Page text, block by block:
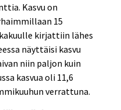
Kasvu on
15
kirjattiin lähes
näyttäisi kasvu
niin paljon kuin
kasvua oli 11,6
verrattuna.